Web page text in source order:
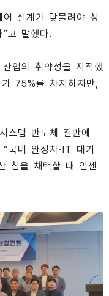
설계가 맞물려야 성
고 말했다.
업의 취약성을 지적했
75%를 차지하지만,
스템 반도체 전반에
국내 완성차·IT 대기
칩을 채택할 때 인센